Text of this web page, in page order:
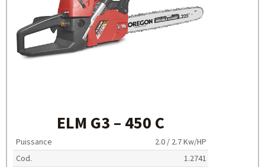
ELM G3 – 450 C
Puissance
2.0 / 2.7 Kw/HP
Cod.
1.2741